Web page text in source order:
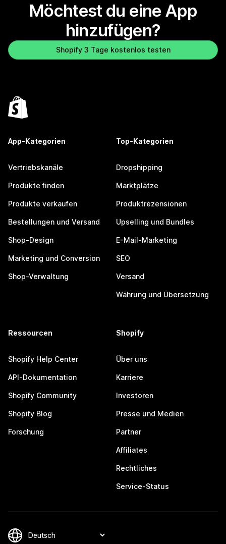
Möchtest du eine App
hinzufügen?
Shopify 3 Tage kostenlos testen
App-Kategorien
Vertriebskanäle
Produkte finden
Produkte verkaufen
Bestellungen und Versand
Shop-Design
Marketing und Conversion
Shop-Verwaltung
Top-Kategorien
Dropshipping
Marktplätze
Produktrezensionen
Upselling und Bundles
E-Mail-Marketing
SEO
Versand
Währung und Übersetzung
Ressourcen
Shopify Help Center
API-Dokumentation
Shopify Community
Shopify Blog
Forschung
Shopify
Über uns
Karriere
Investoren
Presse und Medien
Partner
Affiliates
Rechtliches
Service-Status